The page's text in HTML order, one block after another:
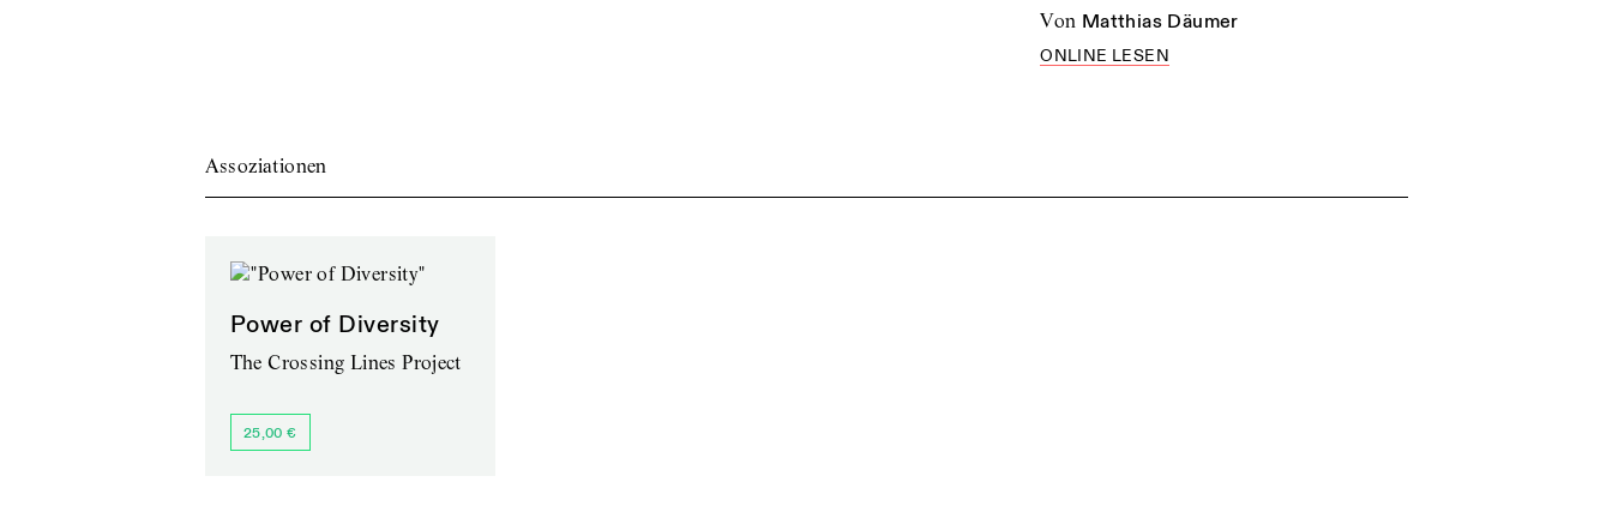
von Matthias Däumer
ONLINE LESEN
Assoziationen
Power of Diversity
The Crossing Lines Project
25,00 €